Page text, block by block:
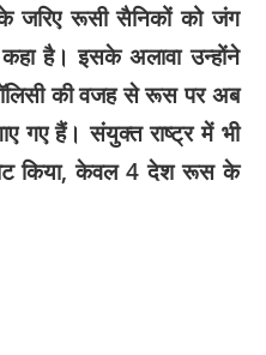
जरिए रूसी सैनिकों को जंग
है। इसके अलावा उन्होंने
की वजह से रूस पर अब
गए हैं। संयुक्त राष्ट्र में भी
किया, केवल 4 देश रूस के